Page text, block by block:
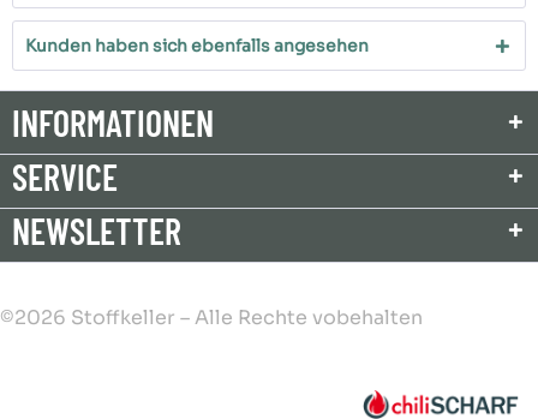
Kunden haben sich ebenfalls angesehen
INFORMATIONEN
SERVICE
NEWSLETTER
©2026 Stoffkeller – Alle Rechte vobehalten